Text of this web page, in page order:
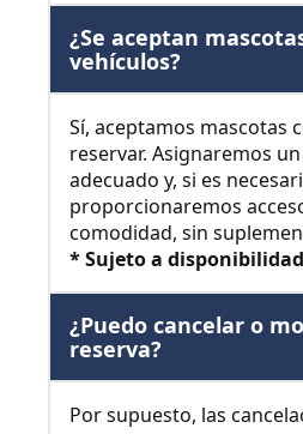
¿Se aceptan
vehículos?
Sí, aceptamos mascotas
reservar. Asignaremos
adecuado y, si es
proporcionaremos
comodidad, sin
* Sujeto a
¿Puedo cancelar o
reserva?
Por supuesto, las